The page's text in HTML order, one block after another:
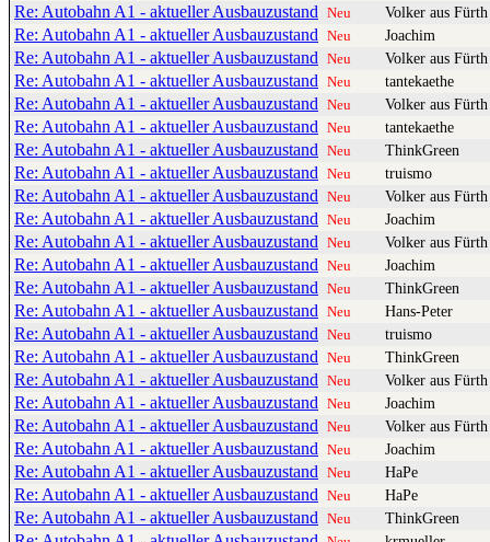
Re: Autobahn A1 - aktueller Ausbauzustand Neu Volker aus Fürth
Re: Autobahn A1 - aktueller Ausbauzustand Neu Joachim
Re: Autobahn A1 - aktueller Ausbauzustand Neu Volker aus Fürth
Re: Autobahn A1 - aktueller Ausbauzustand Neu tantekaethe
Re: Autobahn A1 - aktueller Ausbauzustand Neu Volker aus Fürth
Re: Autobahn A1 - aktueller Ausbauzustand Neu tantekaethe
Re: Autobahn A1 - aktueller Ausbauzustand Neu ThinkGreen
Re: Autobahn A1 - aktueller Ausbauzustand Neu truismo
Re: Autobahn A1 - aktueller Ausbauzustand Neu Volker aus Fürth
Re: Autobahn A1 - aktueller Ausbauzustand Neu Joachim
Re: Autobahn A1 - aktueller Ausbauzustand Neu Volker aus Fürth
Re: Autobahn A1 - aktueller Ausbauzustand Neu Joachim
Re: Autobahn A1 - aktueller Ausbauzustand Neu ThinkGreen
Re: Autobahn A1 - aktueller Ausbauzustand Neu Hans-Peter
Re: Autobahn A1 - aktueller Ausbauzustand Neu truismo
Re: Autobahn A1 - aktueller Ausbauzustand Neu ThinkGreen
Re: Autobahn A1 - aktueller Ausbauzustand Neu Volker aus Fürth
Re: Autobahn A1 - aktueller Ausbauzustand Neu Joachim
Re: Autobahn A1 - aktueller Ausbauzustand Neu Volker aus Fürth
Re: Autobahn A1 - aktueller Ausbauzustand Neu Joachim
Re: Autobahn A1 - aktueller Ausbauzustand Neu HaPe
Re: Autobahn A1 - aktueller Ausbauzustand Neu HaPe
Re: Autobahn A1 - aktueller Ausbauzustand Neu ThinkGreen